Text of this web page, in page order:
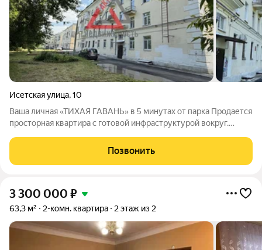
Исетская улица,10
Ваша личная «ТИХАЯ ГАВАНЬ» в 5 минутах от парка Продается
просторная квартира с готовой инфраструктурой вокруг.
вы создадите планировку и интерьер исключительно под себя,
не переплачивая за
Позвонить
3 300 000 ₽
63,3 м² 2-комн. квартира 2 этаж из 2